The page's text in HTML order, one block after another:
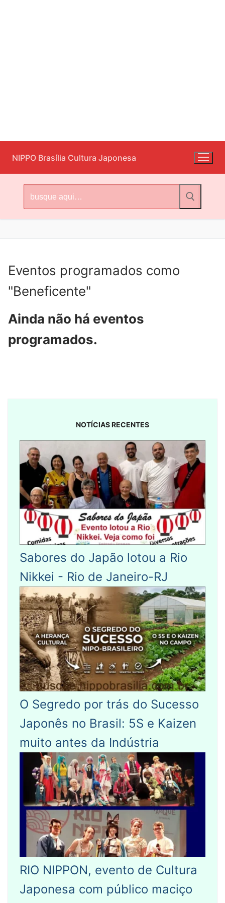
para
o
conteúdo
NIPPO Brasília Cultura Japonesa
por:
Eventos programados como
"Beneficente"
Ainda não há eventos
programados.
NOTÍCIAS RECENTES
Sabores do Japão lotou a Rio
Nikkei - Rio de Janeiro-RJ
O Segredo por trás do Sucesso
Japonês no Brasil: 5S e Kaizen
muito antes da Indústria
RIO NIPPON, evento de Cultura
Japonesa com público maciço